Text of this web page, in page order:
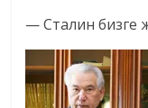
— Сталин бизге